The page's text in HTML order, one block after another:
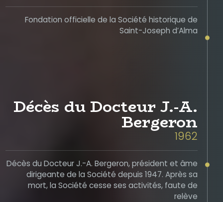
Fondation officielle de la Société historique de
Saint-Joseph d’Alma
Décès du Docteur J.-A.
Bergeron
1962
Décès du Docteur J.-A. Bergeron, président et âme
dirigeante de la Société depuis 1947. Après sa
mort, la Société cesse ses activités, faute de
relève